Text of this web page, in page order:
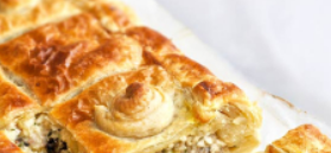
με σφολιάτα
και λιωμένα τυριά.
που λιώνει στο στόμα,